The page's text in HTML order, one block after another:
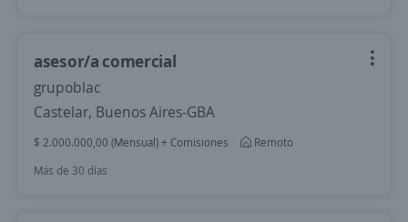
asesor/a comercial
grupoblac
Castelar, Buenos Aires-GBA
$ 2.000.000,00 (Mensual) + Comisiones
Remoto
Más de 30 días